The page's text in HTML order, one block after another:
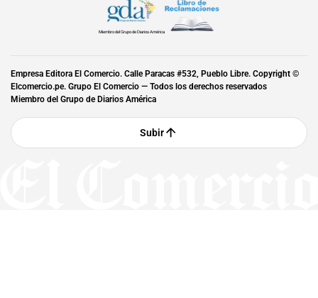
Miembro del Grupo de Diarios América
Empresa Editora El Comercio. Calle Paracas #532, Pueblo Libre. Copyright ©
Elcomercio.pe. Grupo El Comercio — Todos los derechos reservados
Miembro del Grupo de Diarios América
Subir